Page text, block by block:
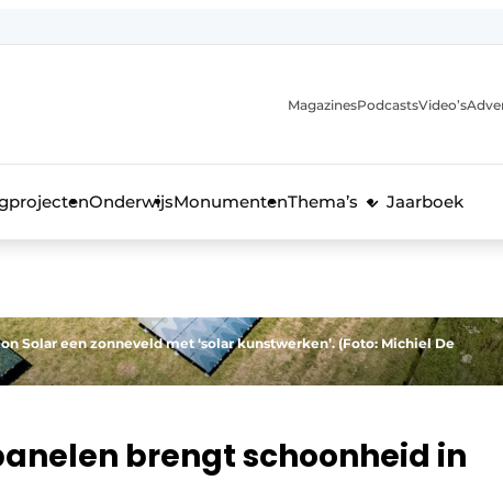
MagazinesPodcastsVideo’s
OnderwijsMonumentenThema’s Jaarboek
Solar een zonneveld met ‘solar kunstwerken’. (Foto: Michiel De
brengt schoonheid in